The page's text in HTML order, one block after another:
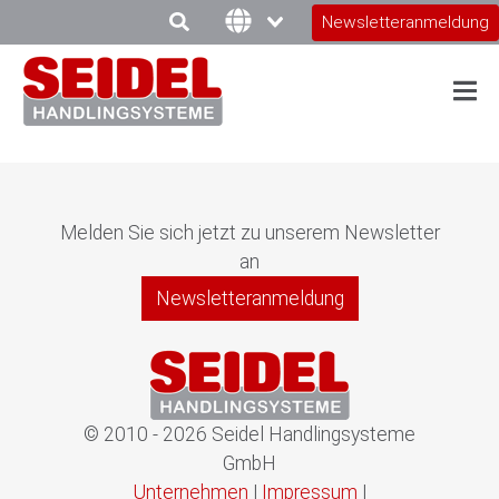
Newsletteranmeldung
Melden Sie sich jetzt zu unserem Newsletter
an
Newsletteranmeldung
© 2010 - 2026 Seidel Handlingsysteme
GmbH
Unternehmen
Impressum